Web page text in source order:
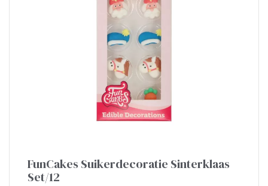
FunCakes Suikerdecoratie Sinterklaas
Set/12